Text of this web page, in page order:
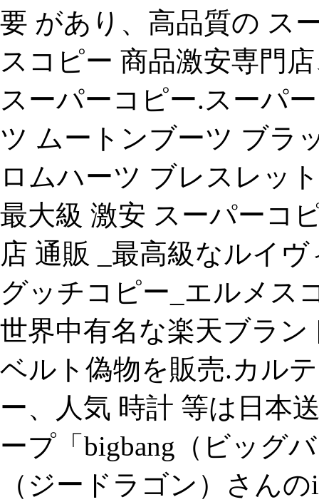
要 があり、高品質の ス
スコピー 商品激安専門
スーパーコピー.スーパ
ツ ムートンブーツ ブラ
ロムハーツ ブレスレッ
最大級 激安 スーパーコ
店 通販 _最高級なルイ
グッチコピー_エルメス
世界中有名な楽天ブラ
ベルト偽物を販売.カル
ー、人気 時計 等は日本
ープ「bigbang（ビッグ
（ジードラゴン）さん